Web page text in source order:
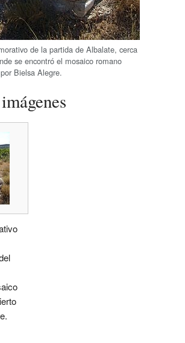
de la partida de Albalate, cerca
se encontró el mosaico romano
Bielsa Alegre.